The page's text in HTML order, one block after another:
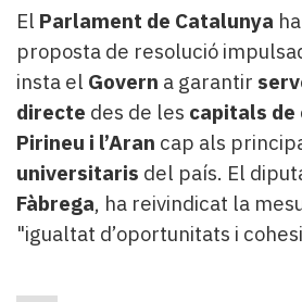
patrocinat
Lo
més
llegit...
Editorial
El Parlament de Catalunya
proposta de resolució
insta el Govern a garantir
directe des de les capitals de
Pirineu i l’Aran cap als
universitaris del país. El
Fàbrega, ha reivindicat la
"igualtat d’oportunitats i